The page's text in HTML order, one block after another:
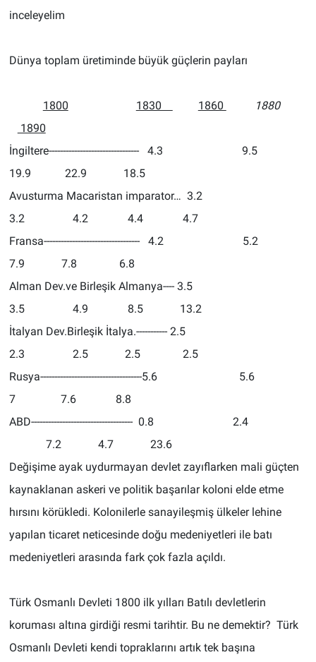
inceleyelim
Dünya toplam üretiminde büyük güçlerin payları
1800 1830 1860
1880
1890
İngiltere-------------------------------- 4.3 9.5
19.9 22.9 18.5
Avusturma Macaristan imparator… 3.2
3.2 4.2 4.4 4.7
Fransa---------------------------------- 4.2 5.2
7.9 7.8 6.8
Alman Dev.ve Birleşik Almanya---- 3.5
3.5 4.9 8.5 13.2
İtalyan Dev.Birleşik İtalya.----------- 2.5
2.3 2.5 2.5 2.5
Rusya------------------------------------5.6 5.6
7 7.6 8.8
ABD------------------------------------ 0.8 2.4
7.2 4.7 23.6
Değişime ayak uydurmayan devlet zayıflarken mali güçten
kaynaklanan askeri ve politik başarılar koloni elde etme
hırsını körükledi. Kolonilerle sanayileşmiş ülkeler lehine
yapılan ticaret neticesinde doğu medeniyetleri ile batı
medeniyetleri arasında fark çok fazla açıldı.
Türk Osmanlı Devleti 1800 ilk yılları Batılı devletlerin
koruması altına girdiği resmi tarihtir. Bu ne demektir? Türk
Osmanlı Devleti kendi topraklarını artık tek başına